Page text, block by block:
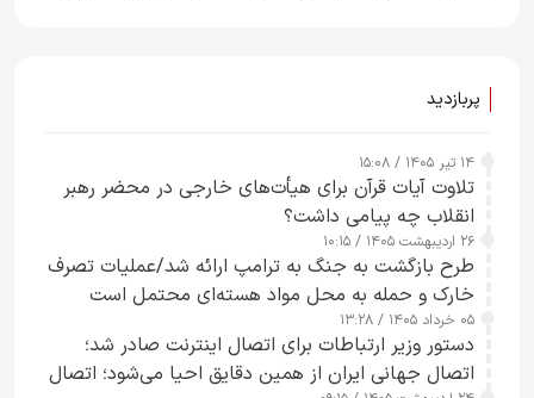
پربازدید
۱۴ تیر ۱۴۰۵ / ۱۵:۰۸
تلاوت آیات قرآن برای هیأت‌های خارجی در محضر رهبر
انقلاب چه پیامی داشت؟
۲۶ اردیبهشت ۱۴۰۵ / ۱۰:۱۵
طرح‌ بازگشت به جنگ به ترامپ ارائه شد/عملیات تصرف
خارک و حمله به محل مواد هسته‌ای محتمل است
۰۵ خرداد ۱۴۰۵ / ۱۳:۲۸
دستور وزیر ارتباطات برای اتصال اینترنت صادر شد؛
اتصال جهانی ایران از همین دقایق احیا می‌شود؛ اتصال